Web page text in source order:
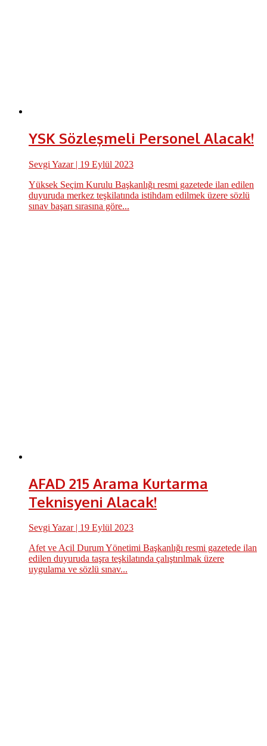
YSK Sözleşmeli Personel Alacak!
Sevgi Yazar| 19 Eylül 2023
Yüksek Seçim Kurulu Başkanlığı resmi gazetede ilan edilen
duyuruda merkez teşkilatında istihdam edilmek üzere sözlü
sınav başarı sırasına göre...
AFAD 215 Arama Kurtarma
Teknisyeni Alacak!
Sevgi Yazar| 19 Eylül 2023
Afet ve Acil Durum Yönetimi Başkanlığı resmi gazetede ilan
edilen duyuruda taşra teşkilatında çalıştırılmak üzere
uygulama ve sözlü sınav...